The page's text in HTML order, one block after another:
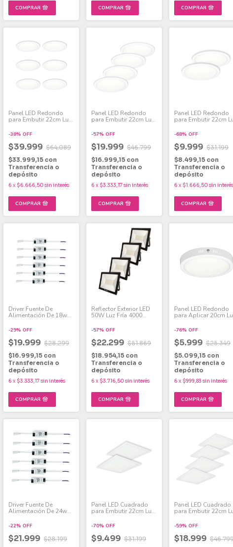
Panel LED Redondo
para Embutir 22cm Luz
-38% OFF
$39.999 $64.089
$33.999,15 con
Transferencia o
depósito
6 x $6.666,50 sin interés
Panel LED Redondo
para Embutir 22cm Luz
-57% OFF
$19.999 $46.799
$16.999,15 con
Transferencia o
depósito
6 x $3.333,17 sin interés
Panel LED Redondo
para Embutir 22cm
-68% OFF
$9.999 $31.199
$8.499,15 con
Transferencia o
depósito
6 x $1.666,50 sin interés
Driver Fuente De
Alimentación De 18w
-29% OFF
$19.999 $28.299
$16.999,15 con
Transferencia o
depósito
6 x $3.333,17 sin interés
Reflector Exterior LED
50W Luz Fría 4000
-57% OFF
$22.299 $51.869
$18.954,15 con
Transferencia o
depósito
6 x $3.716,50 sin interés
Panel LED Redondo
para Aplicar 20cm
-76% OFF
$5.999 $25.349
$5.099,15 con
Transferencia o
depósito
6 x $999,83 sin interés
Driver Fuente De
Alimentación De 24w
-22% OFF
$21.999 $28.199
Panel LED Cuadrado
para Embutir 22cm Luz
-70% OFF
$9.499 $31.199
Panel LED Cuadrado
para Embutir 22cm
-59% OFF
$18.999